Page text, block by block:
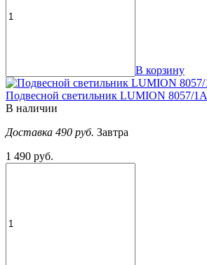
В корзину
Подвесной светильник LUMION 8057/1A
В наличии
Доставка 490 руб. Завтра
1 490 руб.